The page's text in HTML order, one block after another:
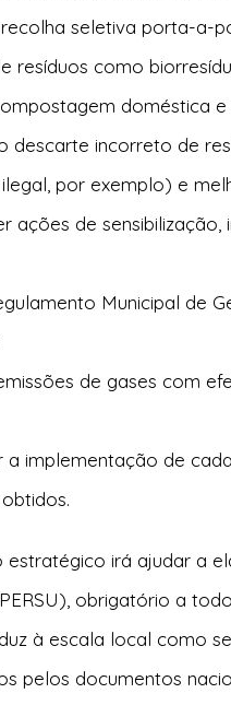
seletiva porta-a-
resíduos como
doméstica e
descarte incorreto de
por exemplo) e
ações de
Municipal de
de gases com
a implementação de
estratégico irá ajudar a
obrigatório a
à escala local como
pelos documentos